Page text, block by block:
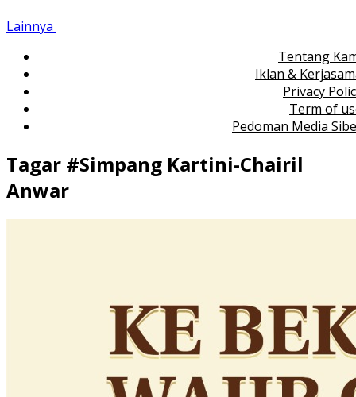
Lainnya
Tentang
Iklan &
Privacy
Term of
Pedoman Media
Tagar #Simpang Kartini-Chairil
Anwar